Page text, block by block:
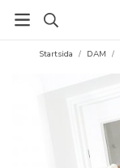
Startsida / DAM /